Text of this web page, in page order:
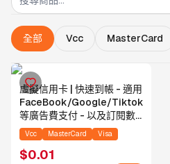
全部 Vcc MasterCard
虛擬信用卡 | 快速到帳 - 適用
FaceBook/Google/Tiktok/X
等廣告費支付 - 以及訂閱數
字會員等 - 聯絡客服下單
Vcc MasterCard Visa
$0.01